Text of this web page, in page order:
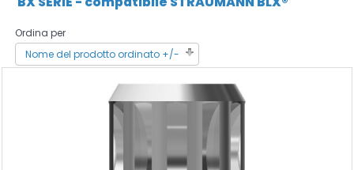
Ordina per
Nome del prodotto ordinato +/-